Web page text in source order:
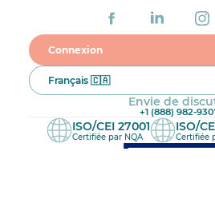
Connexion
Français 🇨🇦
Envie de
+1 (888) 982-
ISO/CEI 27001
Certifiée par NQA
ISO/
Certifiée